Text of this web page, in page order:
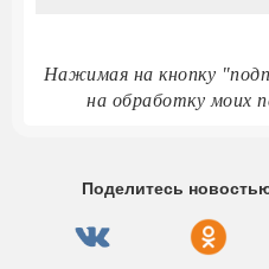
Нажимая на кнопку
на обработку моих
Поделитесь